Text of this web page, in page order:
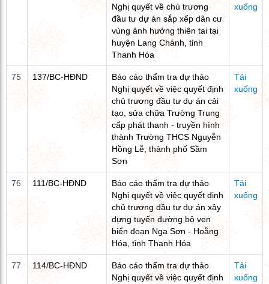
Nghị quyết về chủ trương
đầu tư dự án sắp xếp dân cư
vùng ảnh hưởng thiên tai tại
huyện Lang Chánh, tỉnh
Thanh Hóa
xuống
75 137/BC-HĐND
Báo cáo thẩm tra dự thảo
Nghị quyết về việc quyết định
chủ trương đầu tư dự án cải
tạo, sửa chữa Trường Trung
cấp phát thanh - truyền hình
thành Trường THCS Nguyễn
Hồng Lễ, thành phố Sầm
Sơn
Tải
xuống
76 111/BC-HĐND
Báo cáo thẩm tra dự thảo
Nghị quyết về việc quyết định
chủ trương đầu tư dự án xây
dựng tuyến đường bộ ven
biển đoạn Nga Sơn - Hoằng
Hóa, tỉnh Thanh Hóa
Tải
xuống
77 114/BC-HĐND
Báo cáo thẩm tra dự thảo
Nghị quyết về việc quyết định
Tải
xuống